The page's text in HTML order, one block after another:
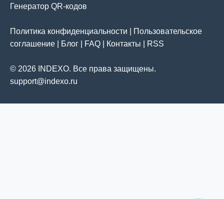
Генератор QR-кодов
Политика конфиденциальности
Пользовательское
соглашение
Блог FAQ Контакты RSS
© 2026 INDEXO. Все права защищены.
support@indexo.ru